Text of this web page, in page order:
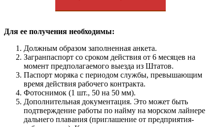
Для ее получения необходимы:
Должным образом заполненная анкета.
Загранпаспорт со сроком действия от 6 месяцев на
момент предполагаемого выезда из Штатов.
Паспорт моряка с периодом службы, превышающим
время действия рабочего контракта.
Фотоснимок (1 шт., 50 на 50 мм).
Дополнительная документация. Это может быть
подтверждение работы по найму на морском лайнере
дальнего плавания (приглашение от предприятия-